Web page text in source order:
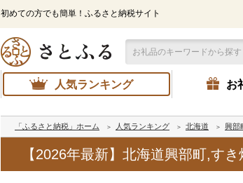
初めての方でも簡単！ふるさと納税サイト
人気ランキング お
「ふるさと納税」ホーム 人気ランキング 北海道 興部
【2026年最新】北海道興部町,す